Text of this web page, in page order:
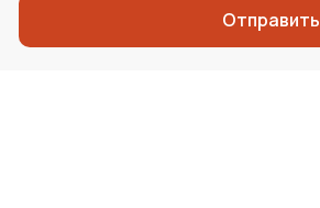
Отправить